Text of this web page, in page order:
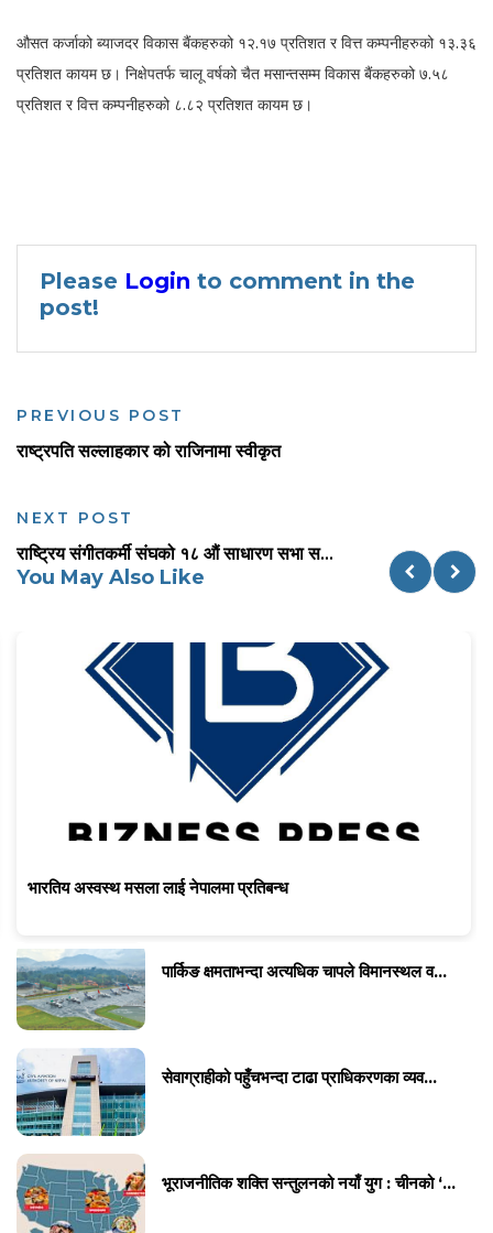
औसत कर्जाको ब्याजदर विकास बैंकहरुको १२.१७ प्रतिशत र वित्त कम्पनीहरुको १३.३६
प्रतिशत कायम छ। निक्षेपतर्फ चालू वर्षको चैत मसान्तसम्म विकास बैंकहरुको ७.५८
प्रतिशत र वित्त कम्पनीहरुको ८.८२ प्रतिशत कायम छ।
Please Login to comment in the
post!
PREVIOUS POST
राष्ट्रपति सल्लाहकार को राजिनामा स्वीकृत
NEXT POST
राष्ट्रिय संगीतकर्मी संघको १८ औं साधारण सभा स...
You May Also Like
भारतिय अस्वस्थ मसला लाई नेपालमा प्रतिबन्ध
पार्किङ क्षमताभन्दा अत्यधिक चापले विमानस्थल व...
सेवाग्राहीको पहुँचभन्दा टाढा प्राधिकरणका व्यव...
भूराजनीतिक शक्ति सन्तुलनको नयाँ युग : चीनको ‘...